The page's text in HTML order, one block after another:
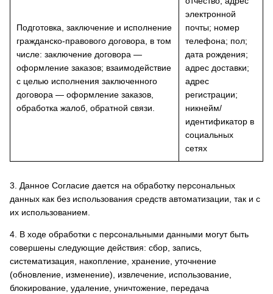
Подготовка, заключение и исполнение
гражданско-правового договора, в том
числе: заключение договора —
оформление заказов; взаимодействие
с целью исполнения заключенного
договора — оформление заказов,
обработка жалоб, обратной связи.
электронной
почты; номер
телефона; пол;
дата рождения;
адрес доставки;
адрес
регистрации;
никнейм/
идентификатор в
социальных
сетях
3. Данное Согласие дается на обработку персональных
данных как без использования средств автоматизации, так и с
их использованием.
4. В ходе обработки с персональными данными могут быть
совершены следующие действия: сбор, запись,
систематизация, накопление, хранение, уточнение
(обновление, изменение), извлечение, использование,
блокирование, удаление, уничтожение, передача